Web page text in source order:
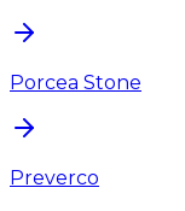
Porcea Stone
Preverco